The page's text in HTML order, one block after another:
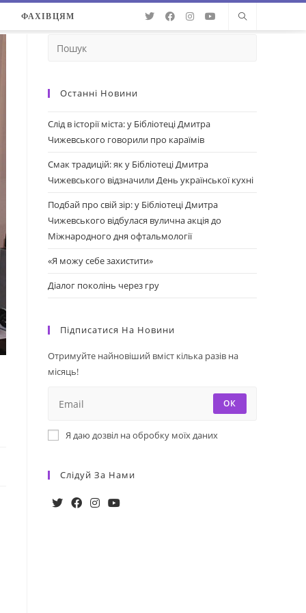
ФАХІВЦЯМ
Останні Новини
Слід в історії міста: у Бібліотеці Дмитра
Чижевського говорили про караїмів
Смак традицій: як у Бібліотеці Дмитра
Чижевського відзначили День української кухні
Подбай про свій зір: у Бібліотеці Дмитра
Чижевського відбулася вулична акція до
Міжнародного дня офтальмології
«Я можу себе захистити»
Діалог поколінь через гру
Підписатися На Новини
Отримуйте найновіший вміст кілька разів на
місяць!
ОК
Я даю дозвіл на обробку моїх даних
Слідуй За Нами